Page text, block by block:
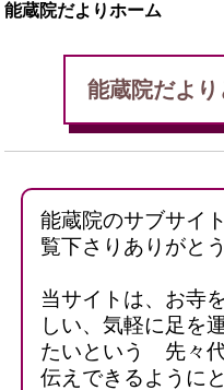
能蔵院だよりホーム
能蔵院だより
能蔵院のサブサイ
覧下さりありがと
当サイトは、お寺
しい、気軽に足を
たいという 先々
伝えできるように